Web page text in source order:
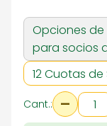
Opciones
para socios
Cant.: